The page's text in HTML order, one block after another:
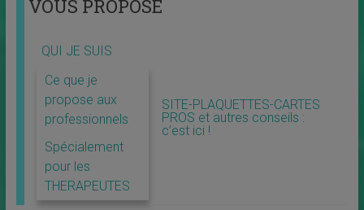
VOUS PROPOSE
QUI JE SUIS
Ce que je
propose aux
professionnels
Spécialement
pour les
THERAPEUTES
SITE-PLAQUETTES-CARTES
PROS et autres conseils :
c’est ici !